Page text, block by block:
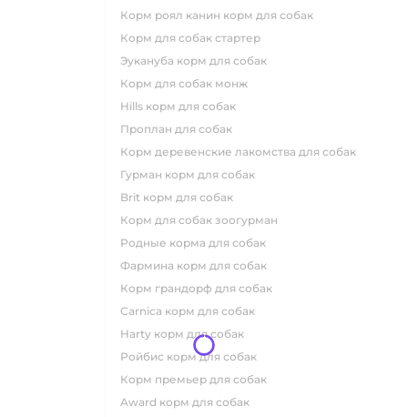
корм роял канин корм для собак
корм для собак стартер
эукануба корм для собак
корм для собак монж
hills корм для собак
проплан для собак
корм деревенские лакомства для собак
гурман корм для собак
brit корм для собак
корм для собак зоогурман
родные корма для собак
фармина корм для собак
корм грандорф для собак
carnica корм для собак
harty корм для собак
ройбис корм для собак
корм премьер для собак
award корм для собак